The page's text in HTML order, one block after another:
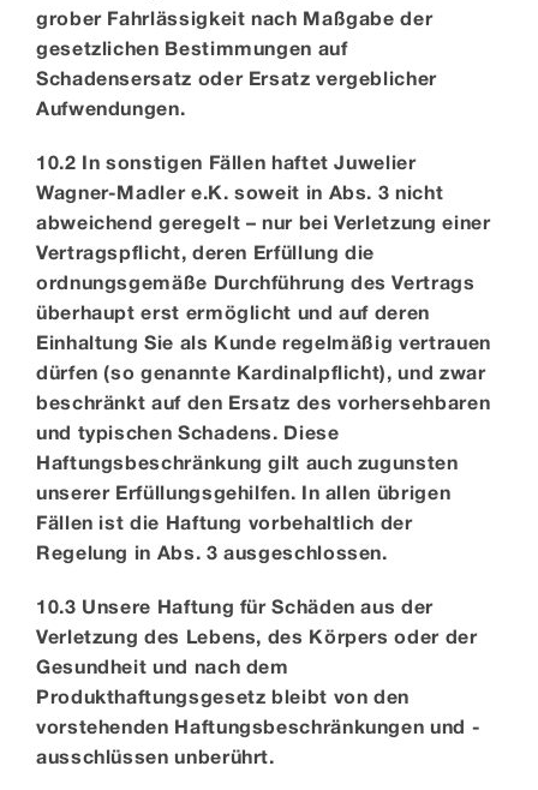
grober Fahrlässigkeit nach Maßgabe der
gesetzlichen Bestimmungen auf
Schadensersatz oder Ersatz vergeblicher
Aufwendungen.
10.2 In sonstigen Fällen haftet Juwelier
Wagner-Madler e.K. soweit in Abs. 3 nicht
abweichend geregelt – nur bei Verletzung einer
Vertragspflicht, deren Erfüllung die
ordnungsgemäße Durchführung des Vertrags
überhaupt erst ermöglicht und auf deren
Einhaltung Sie als Kunde regelmäßig vertrauen
dürfen (so genannte Kardinalpflicht), und zwar
beschränkt auf den Ersatz des vorhersehbaren
und typischen Schadens. Diese
Haftungsbeschränkung gilt auch zugunsten
unserer Erfüllungsgehilfen. In allen übrigen
Fällen ist die Haftung vorbehaltlich der
Regelung in Abs. 3 ausgeschlossen.
10.3 Unsere Haftung für Schäden aus der
Verletzung des Lebens, des Körpers oder der
Gesundheit und nach dem
Produkthaftungsgesetz bleibt von den
vorstehenden Haftungsbeschränkungen und -
ausschlüssen unberührt.